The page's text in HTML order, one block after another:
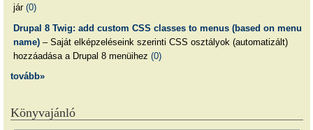
jár (0)
Drupal 8 Twig: add custom CSS classes to menus (based on menu
name)– Saját elképzeléseink szerinti CSS osztályok (automatizált)
hozzáadása a Drupal 8 menüihez (0)
tovább»
Könyvajánló